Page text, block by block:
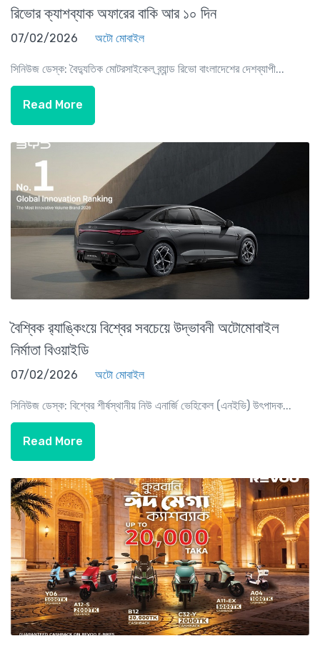
রিভোর ক্যাশব্যাক অফারের বাকি আর ১০ দিন
07/02/2026 অটো মোবাইল
সিনিউজ ডেস্ক: বৈদ্যুতিক মোটরসাইকেল ব্র্যান্ড রিভো বাংলাদেশের দেশব্যাপী...
Read More
বৈশ্বিক র‍্যাঙ্কিংয়ে বিশ্বের সবচেয়ে উদ্ভাবনী অটোমোবাইল
নির্মাতা বিওয়াইডি
07/02/2026 অটো মোবাইল
সিনিউজ ডেস্ক: বিশ্বের শীর্ষস্থানীয় নিউ এনার্জি ভেহিকেল (এনইভি) উৎপাদক...
Read More